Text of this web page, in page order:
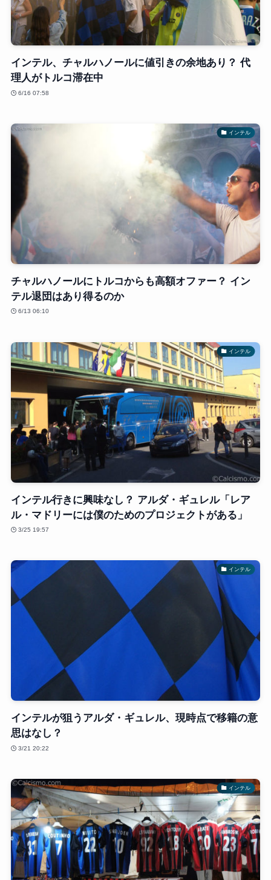
インテル、チャルハノールに値引きの余地あり？ 代
理人がトルコ滞在中
6/16 07:58
インテル
チャルハノールにトルコからも高額オファー？ イン
テル退団はあり得るのか
6/13 06:10
インテル
インテル行きに興味なし？ アルダ・ギュレル「レア
ル・マドリーには僕のためのプロジェクトがある」
3/25 19:57
インテル
インテルが狙うアルダ・ギュレル、現時点で移籍の意
思はなし？
3/21 20:22
インテル